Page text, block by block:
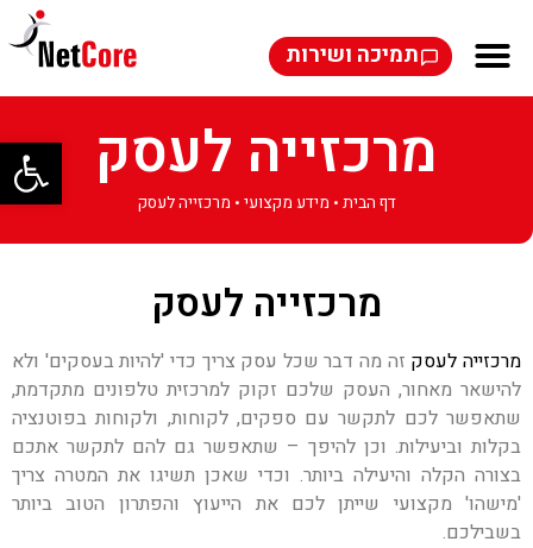
פתח
תמיכה ושירות
מרכזייה לעסק
דף הבית • מידע מקצועי • מרכזייה לעסק
מרכזייה לעסק
מרכזייה לעסק זה מה דבר שכל עסק צריך כדי 'להיות בעסקים' ולא
להישאר מאחור, העסק שלכם זקוק למרכזית טלפונים מתקדמת,
שתאפשר לכם לתקשר עם ספקים, לקוחות, ולקוחות בפוטנציה
בקלות וביעילות. וכן להיפך – שתאפשר גם להם לתקשר אתכם
בצורה הקלה והיעילה ביותר. וכדי שאכן תשיגו את המטרה צריך
'מישהו' מקצועי שייתן לכם את הייעוץ והפתרון הטוב ביותר
בשבילכם.